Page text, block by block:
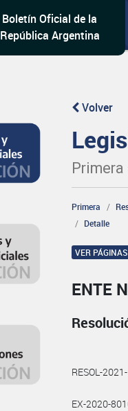
Boletín Oficial de la
República Argentina
Volver
Primera
Detalle
VER
ENTE
RESOL-
EX-2020-